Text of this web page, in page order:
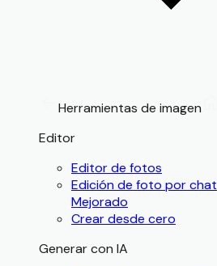
Herramientas de imagen
Editor
Editor de fotos
Edición de foto por chat
Mejorado
Crear desde cero
Generar con IA